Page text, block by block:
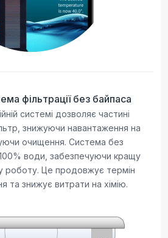
фільтрації без байпаса
системі дозволяє частині
знижуючи навантаження на
очищення. Система без
води, забезпечуючи кращу
роботу. Це продовжує термін
та знижує витрати на хімію.